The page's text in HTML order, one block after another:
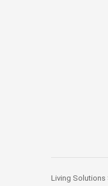
Living Solutions